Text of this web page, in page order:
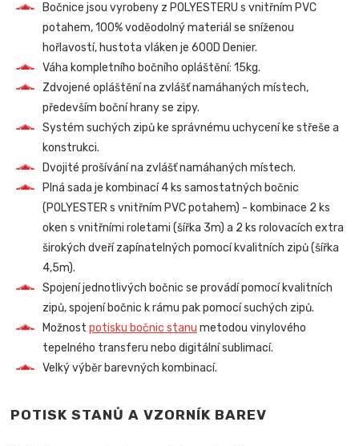
Bočnice jsou vyrobeny z POLYESTERU s vnitřním PVC
potahem, 100% voděodolný materiál se sníženou
hořlavostí, hustota vláken je 600D Denier.
Váha kompletního bočního opláštění: 15kg.
Zdvojené opláštění na zvlášť namáhaných místech,
především boční hrany se zipy.
Systém suchých zipů ke správnému uchycení ke střeše a
konstrukci.
Dvojité prošívání na zvlášť namáhaných místech.
Plná sada je kombinací 4 ks samostatných bočnic
(POLYESTER s vnitřním PVC potahem) - kombinace 2 ks
oken s vnitřními roletami (šířka 3m) a 2 ks rolovacích extra
širokých dveří zapínatelných pomocí kvalitních zipů (šířka
4,5m).
Spojení jednotlivých bočnic se provádí pomocí kvalitních
zipů, spojení bočnic k rámu pak pomocí suchých zipů.
Možnostpotisku bočnic stanu metodou vinylového
tepelného transferu nebo digitální sublimací.
Velký výběr barevných kombinací.
POTISK STANŮ A VZORNÍK BAREV